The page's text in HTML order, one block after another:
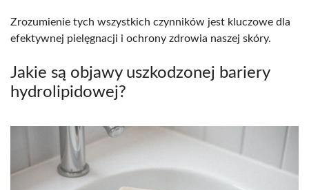
Zrozumienie tych wszystkich czynników jest kluczowe dla
efektywnej pielęgnacji i ochrony zdrowia naszej skóry.
Jakie są objawy uszkodzonej bariery
hydrolipidowej?